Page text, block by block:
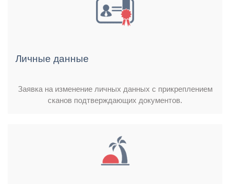
Личные данные
Заявка на изменение личных данных с прикреплением
сканов подтверждающих документов.